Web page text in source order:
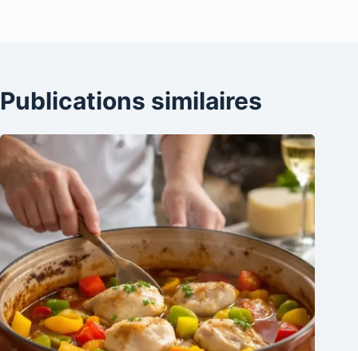
Publications similaires